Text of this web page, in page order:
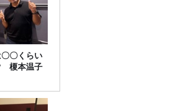
〇くらい
榎本温子